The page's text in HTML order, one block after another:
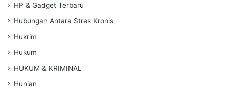
HP & Gadget Terbaru
Hubungan Antara Stres Kronis
Hukrim
Hukum
HUKUM & KRIMINAL
Hunian